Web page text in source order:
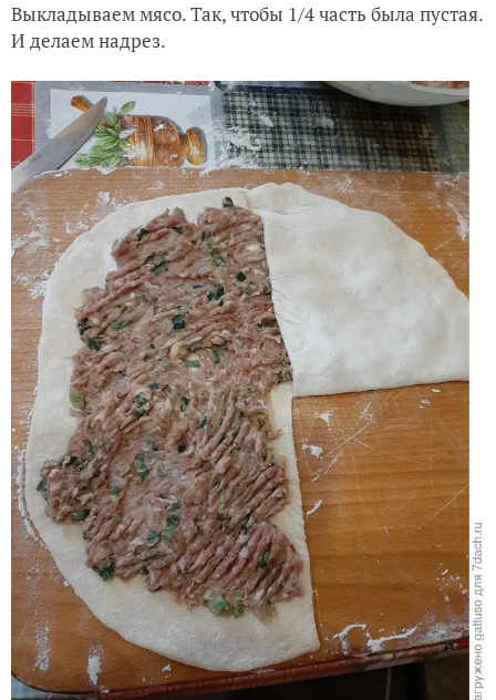
Выкладываем мясо. Так, чтобы 1/4 часть была пустая.
И делаем надрез.